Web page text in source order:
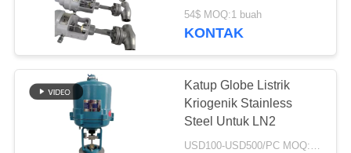
TENTANG
KAMI
TUR
PABRIK
Katup Bola
Cryogenic
59
-196 hingga +80°C dan
Tekanan Maksimum
54$ MOQ:1 buah
KONTAK
Katup Globe Listrik
Kriogenik Stainless
Steel Untuk LN2
USD100-USD500/PC MOQ:1 pc